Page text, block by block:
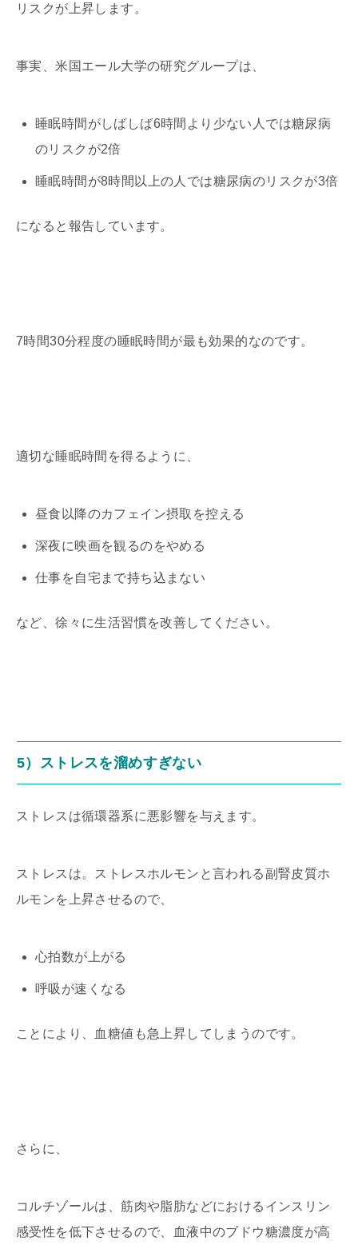
リスクが上昇します。
事実、米国エール大学の研究グループは、
睡眠時間がしばしば6時間より少ない人では糖尿病
のリスクが2倍
睡眠時間が8時間以上の人では糖尿病のリスクが3倍
になると報告しています。
7時間30分程度の睡眠時間が最も効果的なのです。
適切な睡眠時間を得るように、
昼食以降のカフェイン摂取を控える
深夜に映画を観るのをやめる
仕事を自宅まで持ち込まない
など、徐々に生活習慣を改善してください。
5）ストレスを溜めすぎない
ストレスは循環器系に悪影響を与えます。
ストレスは。ストレスホルモンと言われる副腎皮質ホ
ルモンを上昇させるので、
心拍数が上がる
呼吸が速くなる
ことにより、血糖値も急上昇してしまうのです。
さらに、
コルチゾールは、筋肉や脂肪などにおけるインスリン
感受性を低下させるので、血液中のブドウ糖濃度が高